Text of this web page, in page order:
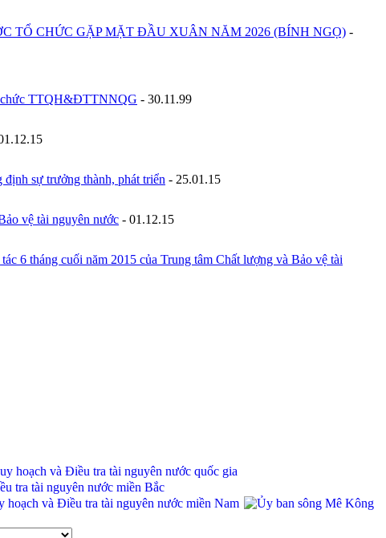
TỔ CHỨC GẶP MẶT ĐẦU XUÂN NĂM 2026 (BÍNH NGỌ) -
chức TTQH&ĐTTNNQG - 30.11.99
sự trưởng thành, phát triển - 25.01.15
vệ tài nguyên nước - 01.12.15
6 tháng cuối năm 2015 của Trung tâm Chất lượng và Bảo vệ tài